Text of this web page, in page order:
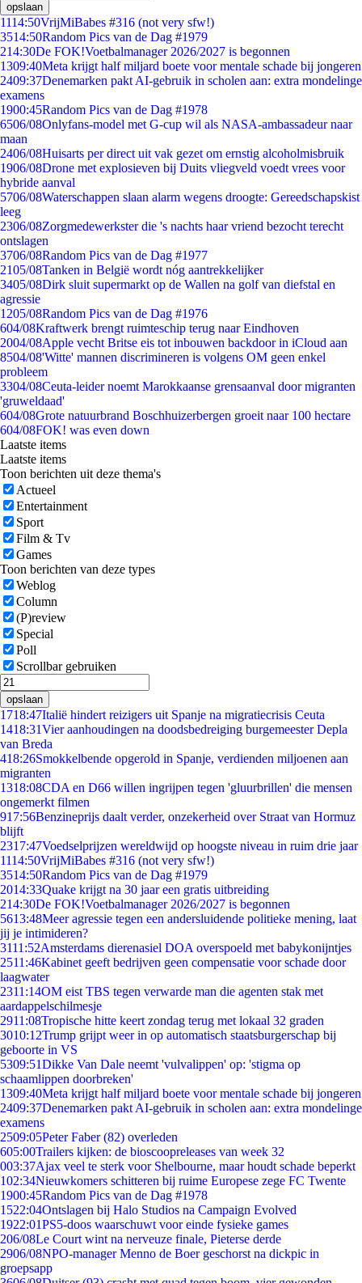
opslaan
1114:50VrijMiBabes #316 (not very sfw!)
3514:50Random Pics van de Dag #1979
214:30De FOK!Voetbalmanager 2026/2027 is begonnen
1309:40Meta krijgt half miljard boete voor mentale schade bij jongeren
2409:37Denemarken pakt AI-gebruik in scholen aan: extra mondelinge
examens
1900:45Random Pics van de Dag #1978
6506/08Onlyfans-model met G-cup wil als NASA-ambassadeur naar
maan
2406/08Huisarts per direct uit vak gezet om ernstig alcoholmisbruik
1906/08Drone met explosieven bij Duits vliegveld voedt vrees voor
hybride aanval
5706/08Waterschappen slaan alarm wegens droogte: Gereedschapskist
leeg
2306/08Zorgmedewerkster die 's nachts haar vriend bezocht terecht
ontslagen
3706/08Random Pics van de Dag #1977
2105/08Tanken in België wordt nóg aantrekkelijker
3405/08Dirk sluit supermarkt op de Wallen na golf van diefstal en
agressie
1205/08Random Pics van de Dag #1976
604/08Kraftwerk brengt ruimteschip terug naar Eindhoven
2004/08Apple vecht Britse eis tot inbouwen backdoor in iCloud aan
8504/08'Witte' mannen discrimineren is volgens OM geen enkel
probleem
3304/08Ceuta-leider noemt Marokkaanse grensaanval door migranten
'gruweldaad'
604/08Grote natuurbrand Boschhuizerbergen groeit naar 100 hectare
604/08FOK! was even down
Laatste items
Laatste items
Toon berichten uit deze thema's
Actueel
Entertainment
Sport
Film & Tv
Games
Toon berichten van deze types
Weblog
Column
(P)review
Special
Poll
Scrollbar gebruiken
opslaan
1718:47Italië hindert reizigers uit Spanje na migratiecrisis Ceuta
1418:31Vier aanhoudingen na doodsbedreiging burgemeester Depla
van Breda
418:26Smokkelbende opgerold in Spanje, verdienden miljoenen aan
migranten
1318:08CDA en D66 willen ingrijpen tegen 'gluurbrillen' die mensen
ongemerkt filmen
917:56Benzineprijs daalt verder, onzekerheid over Straat van Hormuz
blijft
2317:47Voedselprijzen wereldwijd op hoogste niveau in ruim drie jaar
1114:50VrijMiBabes #316 (not very sfw!)
3514:50Random Pics van de Dag #1979
2014:33Quake krijgt na 30 jaar een gratis uitbreiding
214:30De FOK!Voetbalmanager 2026/2027 is begonnen
5613:48Meer agressie tegen een andersluidende politieke mening, laat
jij je intimideren?
3111:52Amsterdams dierenasiel DOA overspoeld met babykonijntjes
2511:46Kabinet geeft bedrijven geen compensatie voor schade door
laagwater
2311:14OM eist TBS tegen verwarde man die agenten stak met
aardappelschilmesje
2911:08Tropische hitte keert zondag terug met lokaal 32 graden
3010:12Trump grijpt weer in op automatisch staatsburgerschap bij
geboorte in VS
5309:51Dikke Van Dale neemt 'vulvalippen' op: 'stigma op
schaamlippen doorbreken'
1309:40Meta krijgt half miljard boete voor mentale schade bij jongeren
2409:37Denemarken pakt AI-gebruik in scholen aan: extra mondelinge
examens
2509:05Peter Faber (82) overleden
605:00Trailers kijken: de bioscoopreleases van week 32
003:37Ajax veel te sterk voor Shelbourne, maar houdt schade beperkt
102:34Nieuwkomers schitteren bij ruime Europese zege FC Twente
1900:45Random Pics van de Dag #1978
1522:04Ontslagen bij Halo Studios na Campaign Evolved
1922:01PS5-doos waarschuwt voor einde fysieke games
206/08Le Court wint na nerveuze finale, Pieterse derde
2906/08NPO-manager Menno de Boer geschorst na dickpic in
groepsapp